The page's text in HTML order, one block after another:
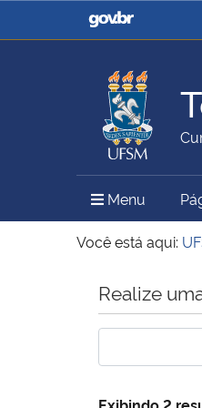
Casa Civil
Ministério da
Pecuária e
Ministério do Meio
Menu Menu
Você está aqui:
Início do conteúdo
Realize
Exibindo 2